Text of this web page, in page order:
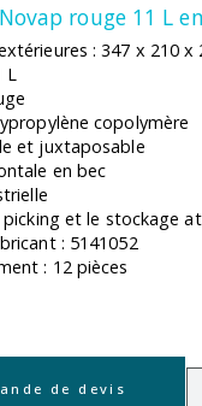
rouge 11 L
: 347 x 210 x
L
copolymère
et juxtaposable
en bec
et le stockage
: 5141052
: 12 pièces
de devis